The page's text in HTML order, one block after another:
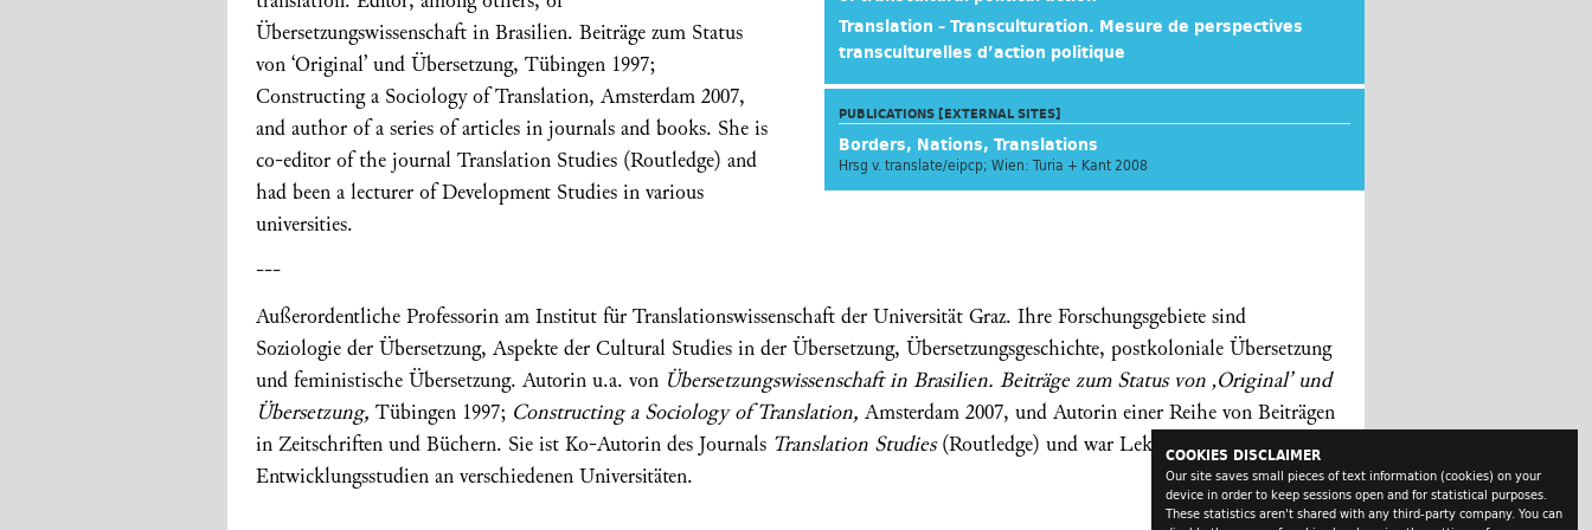
COOKIES DISCLAIMER
Our site saves small pieces of text information (cookies) on your
device in order to keep sessions open and for statistical purposes.
These statistics aren't shared with any third-party company. You can
Translation – Transculturation. Mesure de perspectives
transculturelles d’action politique
PUBLICATIONS [EXTERNAL SITES]
Borders, Nations, Translations
Hrsg v. translate/eipcp; Wien: Turia + Kant 2008
Übersetzungswissenschaft in Brasilien. Beiträge zum Status
von ‘Original’ und Übersetzung, Tübingen 1997;
Constructing a Sociology of Translation, Amsterdam 2007,
and author of a series of articles in journals and books. She is
co-editor of the journal Translation Studies (Routledge) and
had been a lecturer of Development Studies in various
universities.
---
Außerordentliche Professorin am Institut für Translationswissenschaft der Universität Graz. Ihre Forschungsgebiete sind
Soziologie der Übersetzung, Aspekte der Cultural Studies in der Übersetzung, Übersetzungsgeschichte, postkoloniale Übersetzung
und feministische Übersetzung. Autorin u.a. von Übersetzungswissenschaft in Brasilien. Beiträge zum Status von ‚Original’ und
Übersetzung, Tübingen 1997; Constructing a Sociology of Translation, Amsterdam 2007, und Autorin einer Reihe von Beiträgen
in Zeitschriften und Büchern. Sie ist Ko-Autorin des Journals Translation Studies(Routledge) und war Lektorin für
Entwicklungsstudien an verschiedenen Universitäten.